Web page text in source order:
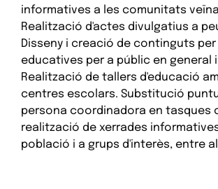
informatives a les comunitats
Realització d'actes divulgatius a
Disseny i creació de continguts
educatives per a públic en general
Realització de tallers d'educació
centres escolars. Substitució
persona coordinadora en tasques
realització de xerrades
població i a grups d'interès, entre